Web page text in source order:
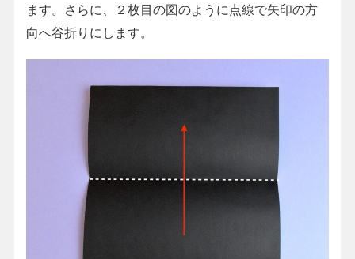
ます。さらに、２枚目の図のように点線で矢印の方
向へ谷折りにします。